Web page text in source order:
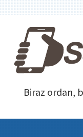
SELÇUK
Biraz ordan,